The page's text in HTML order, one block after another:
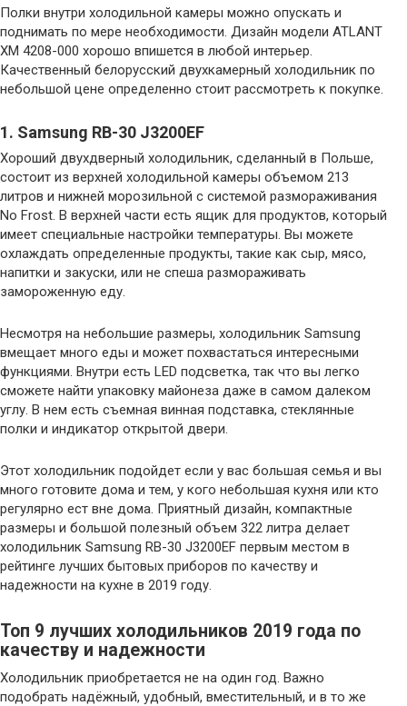
Полки внутри холодильной камеры можно опускать и
поднимать по мере необходимости. Дизайн модели ATLANT
ХМ 4208-000 хорошо впишется в любой интерьер.
Качественный белорусский двухкамерный холодильник по
небольшой цене определенно стоит рассмотреть к покупке.
1. Samsung RB-30 J3200EF
Хороший двухдверный холодильник, сделанный в Польше,
состоит из верхней холодильной камеры объемом 213
литров и нижней морозильной с системой размораживания
No Frost. В верхней части есть ящик для продуктов, который
имеет специальные настройки температуры. Вы можете
охлаждать определенные продукты, такие как сыр, мясо,
напитки и закуски, или не спеша размораживать
замороженную еду.
Несмотря на небольшие размеры, холодильник Samsung
вмещает много еды и может похвастаться интересными
функциями. Внутри есть LED подсветка, так что вы легко
сможете найти упаковку майонеза даже в самом далеком
углу. В нем есть съемная винная подставка, стеклянные
полки и индикатор открытой двери.
Этот холодильник подойдет если у вас большая семья и вы
много готовите дома и тем, у кого небольшая кухня или кто
регулярно ест вне дома. Приятный дизайн, компактные
размеры и большой полезный объем 322 литра делает
холодильник Samsung RB-30 J3200EF первым местом в
рейтинге лучших бытовых приборов по качеству и
надежности на кухне в 2019 году.
Топ 9 лучших холодильников 2019 года по
качеству и надежности
Холодильник приобретается не на один год. Важно
подобрать надёжный, удобный, вместительный, и в то же